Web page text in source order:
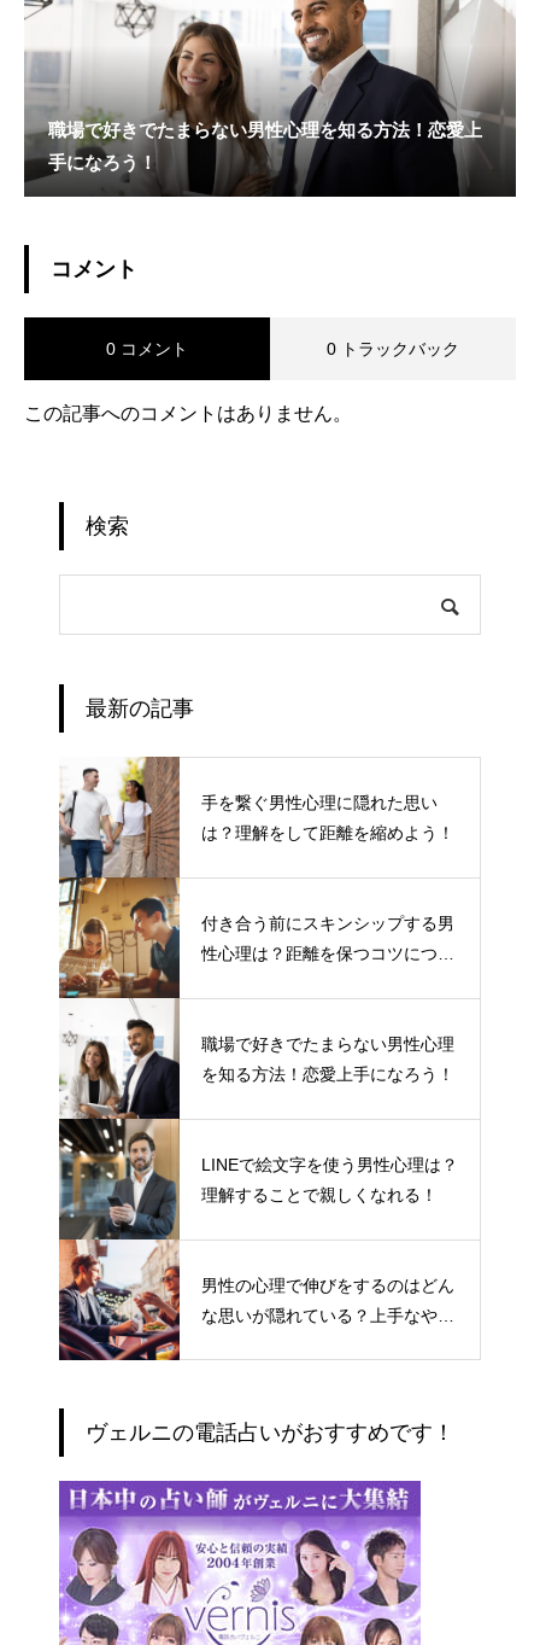
職場で好きでたまらない男性心理を知る方法！恋愛上
手になろう！
コメント
0 コメント 0 トラックバック
この記事へのコメントはありません。
検索
最新の記事
手を繋ぐ男性心理に隠れた思い
は？理解をして距離を縮めよう！
付き合う前にスキンシップする男
性心理は？距離を保つコツについ
職場で好きでたまらない男性心理
を知る方法！恋愛上手になろう！
LINEで絵文字を使う男性心理は？
理解することで親しくなれる！
男性の心理で伸びをするのはどん
な思いが隠れている？上手なやり
ヴェルニの電話占いがおすすめです！